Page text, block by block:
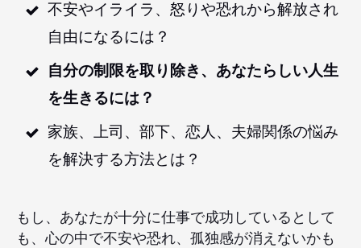
不安やイライラ、怒りや恐れから解放され
自由になるには？
自分の制限を取り除き、あなたらしい人生
を生きるには？
家族、上司、部下、恋人、夫婦関係の悩み
を解決する方法とは？
もし、あなたが十分に仕事で成功しているとして
も、心の中で不安や恐れ、孤独感が消えないかも